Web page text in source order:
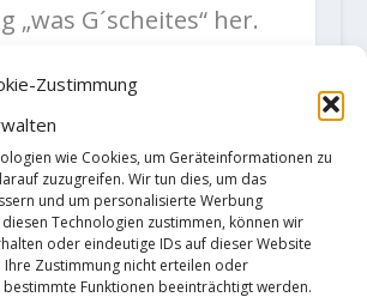
Zustimmung
wie Cookies, um Geräteinformationen zu
zuzugreifen. Wir tun dies, um das
und um personalisierte Werbung
diesen Technologien zustimmen, können wir
oder eindeutige IDs auf dieser Website
Ihre Zustimmung nicht erteilen oder
bestimmte Funktionen beeinträchtigt werden.
„was G´scheites“ her.
400 m, 4+“, lt.
Voralpen-
geklaut aus dem
des Vaters. Nach
einem